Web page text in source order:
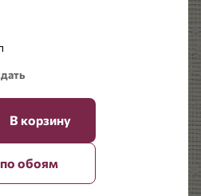
В корзину
по обоям